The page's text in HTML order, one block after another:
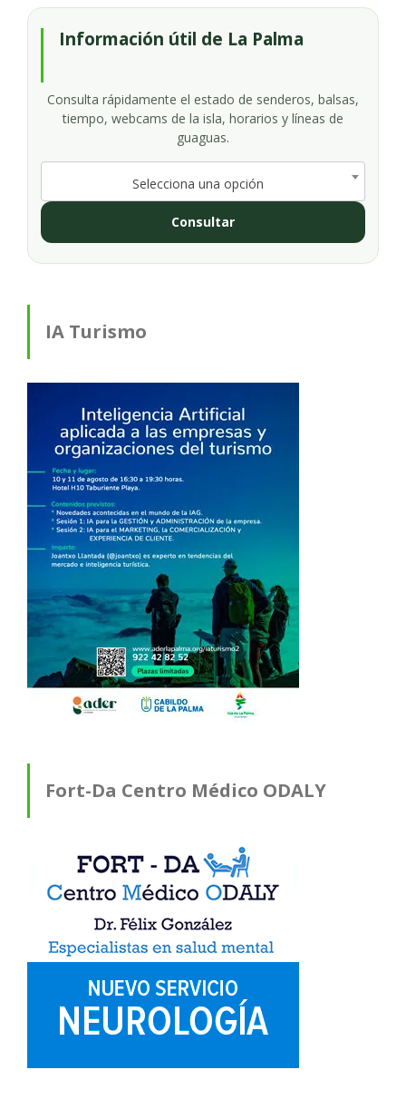
Información útil de La Palma
Consulta rápidamente el estado de senderos, balsas,
tiempo, webcams de la isla, horarios y líneas de
guaguas.
Selecciona una opción
Consultar
IA Turismo
Fort-Da Centro Médico ODALY